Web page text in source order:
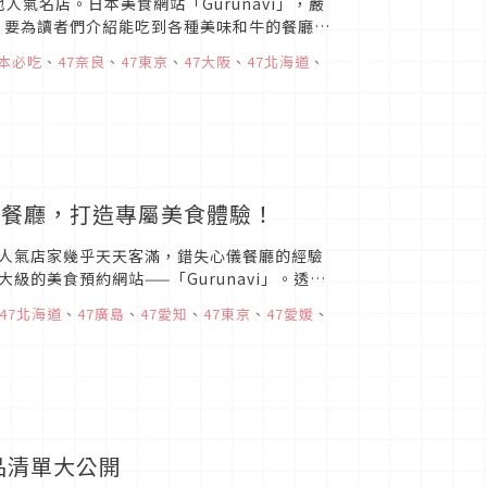
為讀者們介紹能吃到各種美味和牛的餐廳！
必吃 、 47奈良 、 47東京 、 47大阪 、 47北海道 、
廳，打造專屬美食體驗！
氣店家幾乎天天客滿，錯失心儀餐廳的經驗
級的美食預約網站——「Gurunavi」。透過
47北海道 、 47廣島 、 47愛知 、 47東京 、 47愛媛 、
單大公開